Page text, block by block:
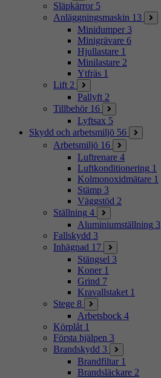
Släpkärror 5
Anläggningsmaskin 13
Minidumper 3
Minigrävare 6
Hjullastare 1
Minilastare 2
Ytfräs 1
Lift 2
Pallyft 2
Tillbehör 16
Lyftsax 5
Skydd och arbetsmiljö 56
Arbetsmiljö 16
Luftrenare 4
Luftkonditionering 1
Kolmonoxidmätare 1
Stämp 3
Väggstöd 2
Ställning 4
Aluminiumställning 3
Fallskydd 3
Inhägnad 17
Stängsel 3
Koner 1
Grind 7
Kravallstaket 1
Stege 8
Arbetsbock 4
Körplåt 1
Första hjälpen 3
Brandskydd 3
Brandfiltar 1
Brandsläckare 2